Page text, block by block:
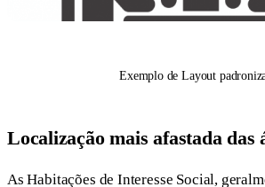
Exemplo de Layout
Localização mais afastada das
As Habitações de Interesse Social,